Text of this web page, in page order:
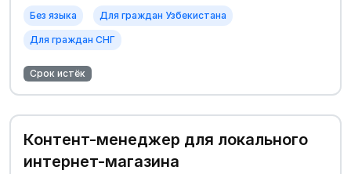
Без языка Для граждан Узбекистана
Для граждан СНГ
Срок истёк
Контент-менеджер для локального
интернет-магазина